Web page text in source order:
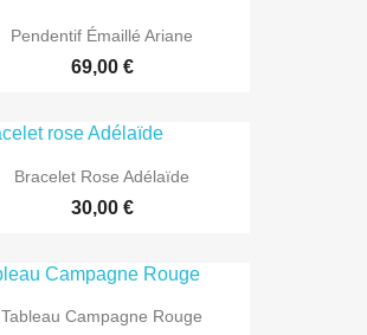
Pendentif Émaillé Ariane
69,00 €
Bracelet Rose Adélaïde
30,00 €
Tableau Campagne Rouge